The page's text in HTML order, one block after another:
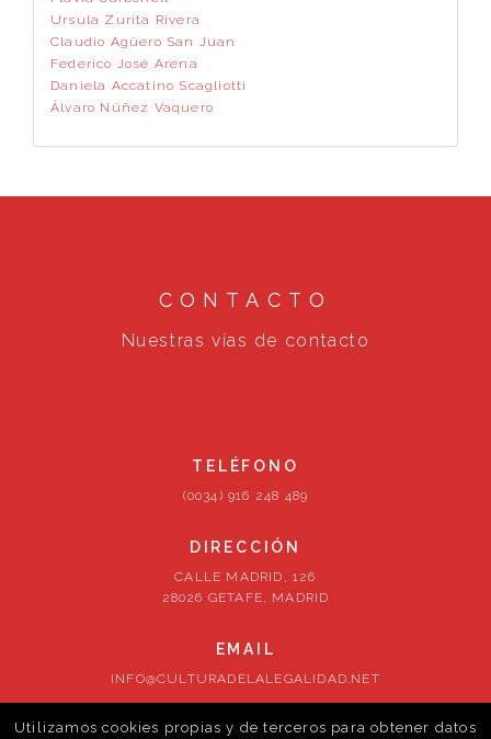
Ursula Zurita Rivera
Claudio Agüero San Juan
Federico José Arena
Daniela Accatino Scagliotti
Álvaro Núñez Vaquero
CONTACTO
Nuestras vías de contacto
TELÉFONO
(0034) 916 248 489
DIRECCIÓN
CALLE MADRID, 126
28026 GETAFE, MADRID
EMAIL
INFO@CULTURADELALEGALIDAD.NET
SÍGUENOS
Utilizamos cookies propias y de terceros para obtener datos